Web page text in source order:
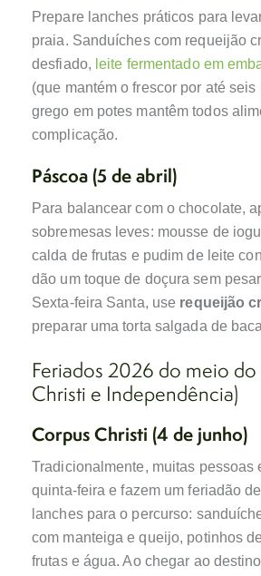
Prepare lanches práticos para
praia. Sanduíches com requeijão
desfiado, leite fermentado em
(que mantém o frescor por até seis
grego em potes mantêm todos
complicação.
Páscoa (5 de abril)
Para balancear com o chocolate,
sobremesas leves: mousse de
calda de frutas e pudim de leite
dão um toque de doçura sem
Sexta‑feira Santa, use requeijão
preparar uma torta salgada de
Feriados 2026 do meio do
Christi e Independência)
Corpus Christi (4 de junho)
Tradicionalmente, muitas pessoas
quinta‑feira e fazem um feriadão
lanches para o percurso:
com manteiga e queijo, potinhos
frutas e água. Ao chegar ao